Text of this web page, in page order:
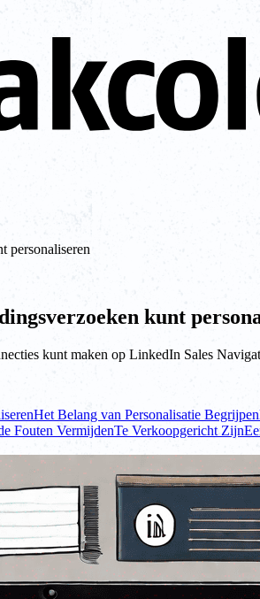
personaliseren
kunt
kunt maken op LinkedIn Sales
Het Belang van Personalisatie Begrijpen
Fouten VermijdenTe Verkoopgericht Zijn